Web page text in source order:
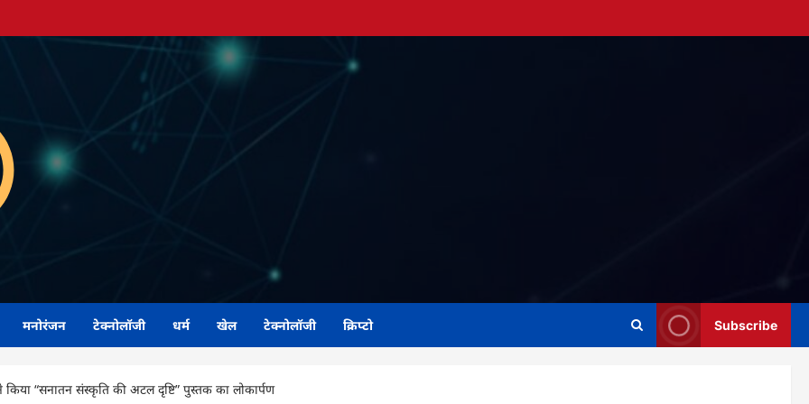
मनोरंजन टेक्नोलॉजी धर्म खेल टेक्नोलॉजी क्रिप्टो Subscribe
किया “सनातन संस्कृति की अटल दृष्टि” पुस्तक का लोकार्पण